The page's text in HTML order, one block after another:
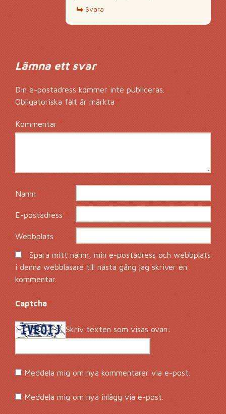
Svara
Lämna ett svar
Din e-postadress kommer inte publiceras.
Obligatoriska fält är märkta *
Kommentar*
Namn *
E-postadress*
Webbplats
Spara mitt namn, min e-postadress och webbplats
i denna webbläsare till nästa gång jag skriver en
kommentar.
Captcha*
Skriv texten som visas ovan:
Meddela mig om nya kommentarer via e-post.
Meddela mig om nya inlägg via e-post.